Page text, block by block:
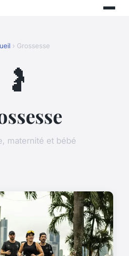
› Grossesse
🤰
maternité et bébé